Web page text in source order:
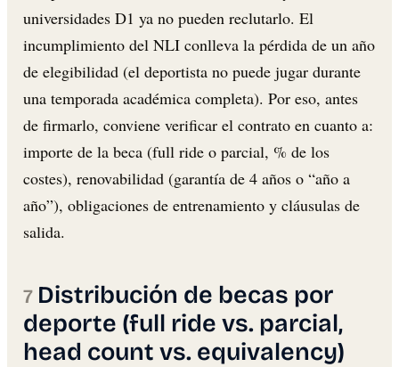
universidades D1 ya no pueden reclutarlo. El
incumplimiento del NLI conlleva la pérdida de un año
de elegibilidad (el deportista no puede jugar durante
una temporada académica completa). Por eso, antes
de firmarlo, conviene verificar el contrato en cuanto a:
importe de la beca (full ride o parcial, % de los
costes), renovabilidad (garantía de 4 años o “año a
año”), obligaciones de entrenamiento y cláusulas de
salida.
Distribución de becas por
deporte (full ride vs. parcial,
head count vs. equivalency)